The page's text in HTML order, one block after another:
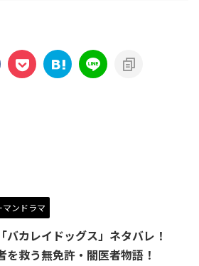
マンドラマ
バカレイドッグス」ネタバレ！
を救う無免許・闇医者物語！